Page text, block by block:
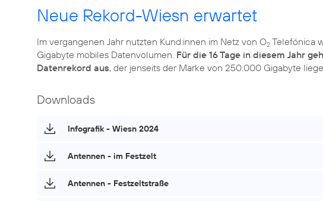
Neue Rekord-Wiesn erwartet
Im vergangenen Jahr nutzten Kund:innen im Netz von O2 Telefónica
Gigabyte mobiles Datenvolumen. Für die 16 Tage in diesem Jahr
Datenrekord aus, der jenseits der Marke von 250.000 Gigabyte
Downloads
Infografik - Wiesn 2024
Antennen - im Festzelt
Antennen - Festzeltstraße